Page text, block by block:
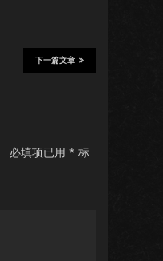
下一篇文章
必填项已用 * 标